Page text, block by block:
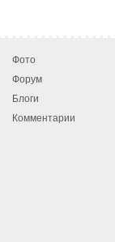
Фото
Форум
Блоги
Комментарии